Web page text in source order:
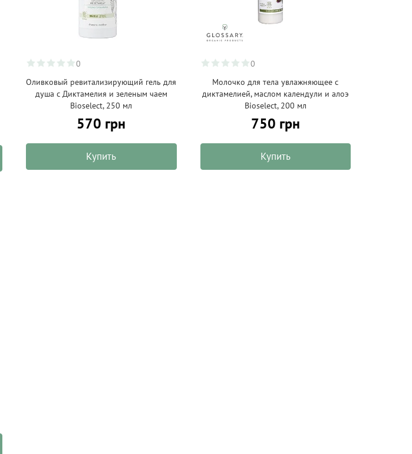
0
Оливковый ревитализирующий гель для
душа с Диктамелия и зеленым чаем
Bioselect, 250 мл
570 грн
Купить
0
Молочко для тела увлажняющее с
диктамелией, маслом календули и алоэ
Bioselect, 200 мл
750 грн
Купить